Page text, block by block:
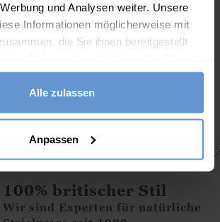
und Analysen weiter. Unsere
Informationen möglicherweise mit
die Sie ihnen bereitgestellt
Alle zulassen
Anpassen
klein anfühlen, wird aber schnell
sich mit der Zeit bequem Ihrer Fußform
100% britischer Stil
Wir sind Experten für natürliche